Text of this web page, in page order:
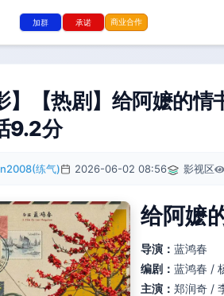
加群 承诺 商业合作
】【热剧】给阿嬷的
9.2分
练气) 2026-06-02 08:56 影视区
给阿嬷
导演： 蓝鸿春
编剧： 蓝鸿春 /
主演： 郑润奇 /